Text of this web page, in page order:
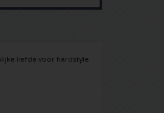
liefde voor hardstyle